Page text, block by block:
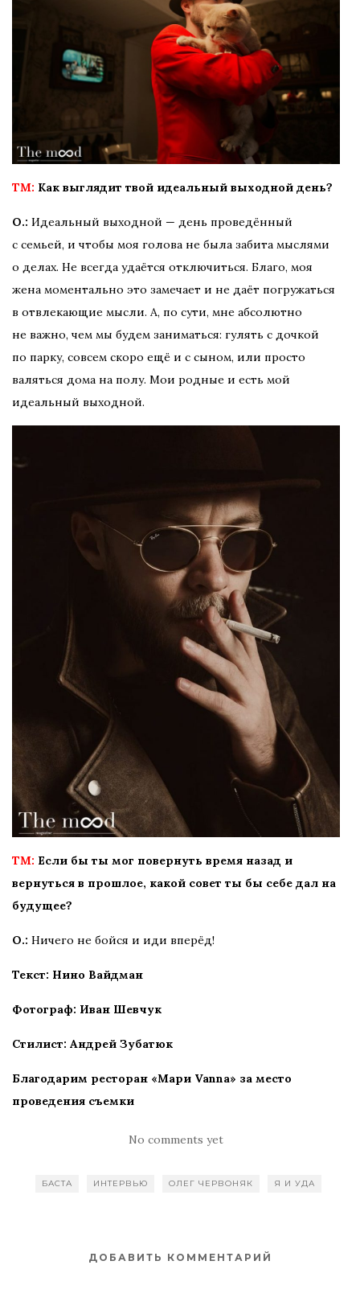
TM: Как выглядит твой идеальный выходной день?
О.: Идеальный выходной — день проведённый
с семьей, и чтобы моя голова не была забита мыслями
о делах. Не всегда удаётся отключиться. Благо, моя
жена моментально это замечает и не даёт погружаться
в отвлекающие мысли. А, по сути, мне абсолютно
не важно, чем мы будем заниматься: гулять с дочкой
по парку, совсем скоро ещё и с сыном, или просто
валяться дома на полу. Мои родные и есть мой
идеальный выходной.
TM: Если бы ты мог повернуть время назад и
вернуться в прошлое, какой совет ты бы себе дал на
будущее?
О.: Ничего не бойся и иди вперёд!
Текст: Нино Вайдман
Фотограф: Иван Шевчук
Стилист: Андрей Зубатюк
Благодарим ресторан «Мари Vanna» за место
проведения съемки
No comments yet
БАСТА ИНТЕРВЬЮ ОЛЕГ ЧЕРВОНЯК Я И УДА
ДОБАВИТЬ КОММЕНТАРИЙ